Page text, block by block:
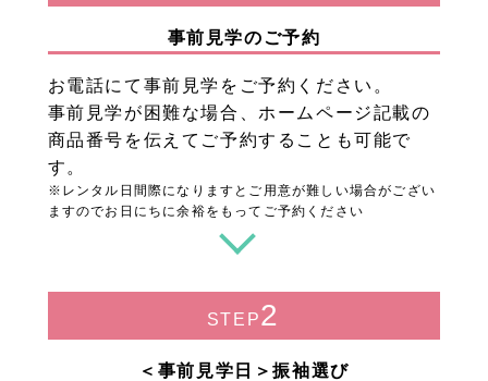
事前見学のご予約
お電話にて事前見学をご予約ください。
事前見学が困難な場合、ホームページ記載の
商品番号を伝えてご予約することも可能で
す。
※レンタル日間際になりますとご用意が難しい場合がござい
ますのでお日にちに余裕をもってご予約ください
STEP2
＜事前見学日＞振袖選び